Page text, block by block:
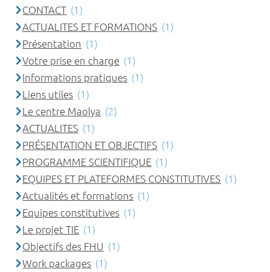
CONTACT (1)
ACTUALITES ET FORMATIONS (1)
Présentation (1)
Votre prise en charge (1)
Informations pratiques (1)
Liens utiles (1)
Le centre Maolya (2)
ACTUALITES (1)
PRÉSENTATION ET OBJECTIFS (1)
PROGRAMME SCIENTIFIQUE (1)
EQUIPES ET PLATEFORMES CONSTITUTIVES (1)
Actualités et formations (1)
Equipes constitutives (1)
Le projet TIE (1)
Objectifs des FHU (1)
Work packages (1)